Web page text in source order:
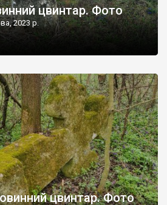
цвинтар. Фото
2023 р.
цвинтар. Фото